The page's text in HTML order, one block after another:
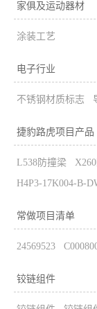
家俱及运动器材
涂装工艺
电子行业
不锈钢材质标志
捷豹路虎项目产品
L538防撞梁
H4P3-17K004-B-
常做项目清单
24569523
铰链组件